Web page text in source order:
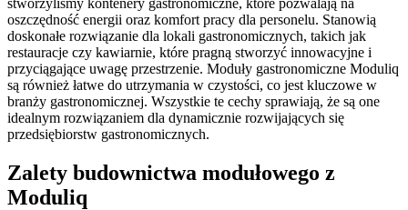
stworzyliśmy kontenery gastronomiczne, które pozwalają na
oszczędność energii oraz komfort pracy dla personelu. Stanowią
doskonałe rozwiązanie dla lokali gastronomicznych, takich jak
restauracje czy kawiarnie, które pragną stworzyć innowacyjne i
przyciągające uwagę przestrzenie. Moduły gastronomiczne Moduliq
są również łatwe do utrzymania w czystości, co jest kluczowe w
branży gastronomicznej. Wszystkie te cechy sprawiają, że są one
idealnym rozwiązaniem dla dynamicznie rozwijających się
przedsiębiorstw gastronomicznych.
Zalety budownictwa modułowego z
Moduliq